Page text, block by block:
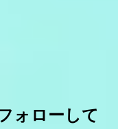
ォローして